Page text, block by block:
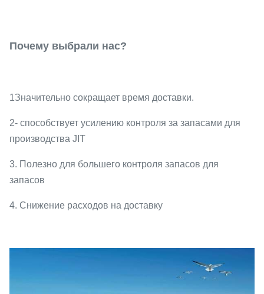
Почему выбрали нас?
1Значительно сокращает время доставки.
2- способствует усилению контроля за запасами для
производства JIT
3. Полезно для большего контроля запасов для
запасов
4. Снижение расходов на доставку